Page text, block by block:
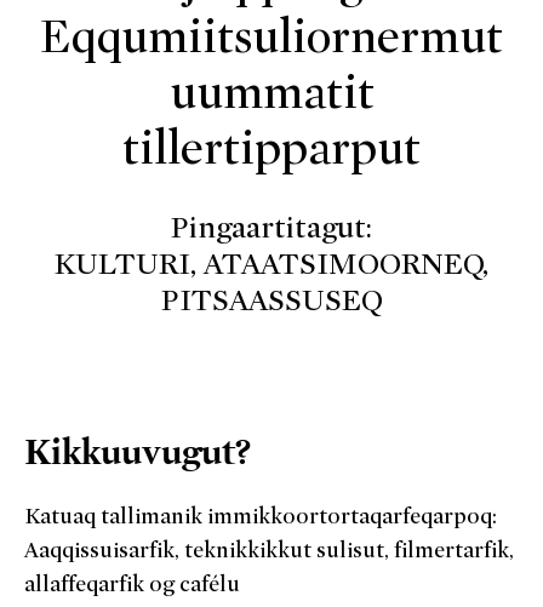
Eqqumiitsuliornermut
uummatit
tillertipparput
Pingaartitagut:
KULTURI, ATAATSIMOORNEQ,
PITSAASSUSEQ
Kikkuuvugut?
Katuaq tallimanik immikkoortortaqarfeqarpoq:
Aaqqissuisarfik, teknikkikkut sulisut, filmertarfik,
allaffeqarfik og cafélu